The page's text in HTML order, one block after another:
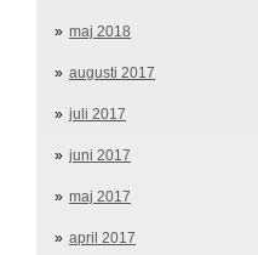
maj 2018
augusti 2017
juli 2017
juni 2017
maj 2017
april 2017